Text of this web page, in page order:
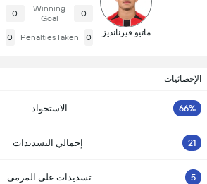
ماتيو فيرنانديز
0
Winning
Goal
0
0
PenaltiesTaken
0
الإحصائيات
66% الاستحواذ
21 إجمالي التسديدات
5 تسديدات على المرمى